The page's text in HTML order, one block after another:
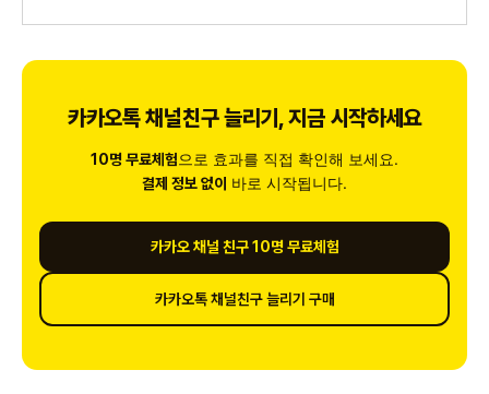
카카오톡 채널친구 늘리기, 지금 시작하세요
10명 무료체험으로 효과를 직접 확인해 보세요.
결제 정보 없이 바로 시작됩니다.
카카오 채널 친구 10명 무료체험
카카오톡 채널친구 늘리기 구매